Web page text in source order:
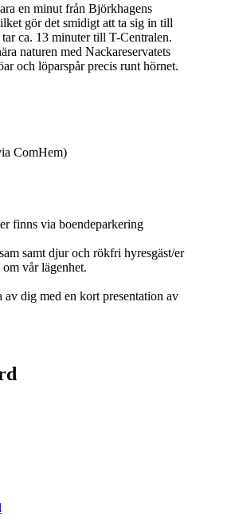
en minut från Björkhagens
gör det smidigt att ta sig in till
ca. 13 minuter till T-Centralen.
naturen med Nackareservatets
och löparspår precis runt hörnet.
ComHem)
finns via boendeparkering
samt djur och rökfri hyresgäst/er
vår lägenhet.
dig med en kort presentation av